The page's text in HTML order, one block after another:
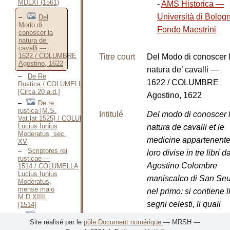
MDLXI (1561)
Del
Modo di
conoscer la
natura de’
cavalli —
1622 / COLUMBRE
Agostino, 1622
De Re
Rustica / COLUMELLA,
[Circa 20 a.d.]
De re
rustica [M.S.
Vat.lat.1525] / COLUMELLA
Lucius Iunius
Moderatus, sec.
XV
Scriptores rei
rusticae —
1514 / COLUMELLA
Lucius Iunius
Moderatus,
mense maio
M.D.XIIII.
[1514]
Exposition d’une
-AMS Historica —
Università di
Fondo Maestrini
Titre court
Del Modo di conoscer
natura de’ cavalli —
1622 / COLUMBRE
Agostino, 1622
Intitulé
Del modo di conoscer
natura de cavalli et le
medicine
loro divise in tre libri
Agostino Colombre
maniscalco di San
nel primo: si contiene li
segni celesti, li quali
Site réalisé par le pôle Document numérique — MRSH —